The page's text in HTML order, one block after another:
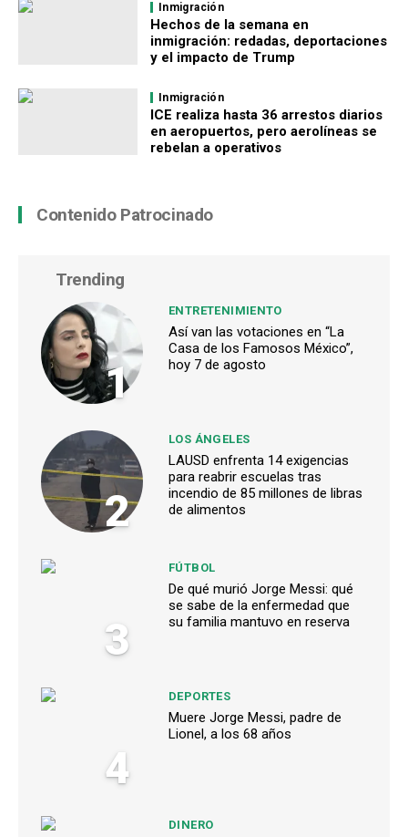
Inmigración
Hechos de la semana en
inmigración: redadas, deportaciones
y el impacto de Trump
Inmigración
ICE realiza hasta 36 arrestos diarios
en aeropuertos, pero aerolíneas se
rebelan a operativos
Contenido Patrocinado
Trending
1
ENTRETENIMIENTO
Así van las votaciones en “La
Casa de los Famosos México”,
hoy 7 de agosto
2
LOS ÁNGELES
LAUSD enfrenta 14 exigencias
para reabrir escuelas tras
incendio de 85 millones de libras
de alimentos
3
FÚTBOL
De qué murió Jorge Messi: qué
se sabe de la enfermedad que
su familia mantuvo en reserva
4
DEPORTES
Muere Jorge Messi, padre de
Lionel, a los 68 años
DINERO